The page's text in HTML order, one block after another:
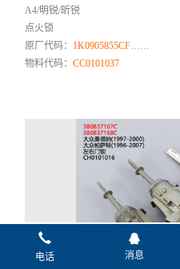
A4/明锐/昕锐
点火锁
原厂代码： 1K0905855CF……
物料代码：CC0101037
电话 消息